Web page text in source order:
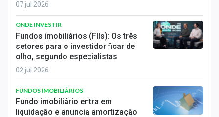
07 jul 2026
ONDE INVESTIR
Fundos imobiliários (FIIs): Os três
setores para o investidor ficar de
olho, segundo especialistas
02 jul 2026
FUNDOS IMOBILIÁRIOS
Fundo imobiliário entra em
liquidação e anuncia amortização